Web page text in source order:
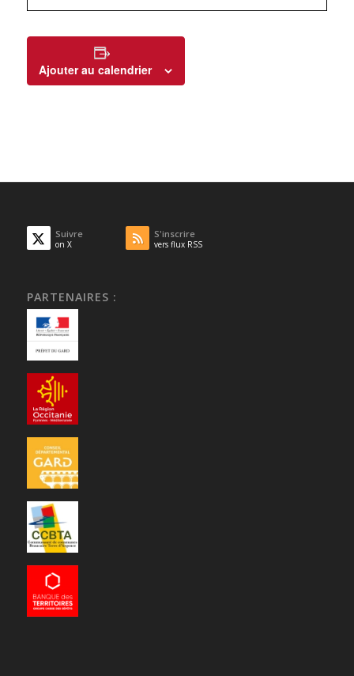
Ajouter au calendrier
Suivre
on X
S'inscrire
vers flux RSS
PARTENAIRES :